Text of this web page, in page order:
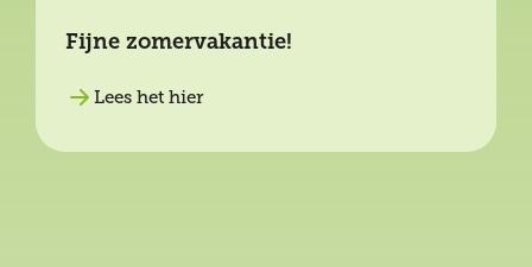
Fijne zomervakantie!
Lees het hier